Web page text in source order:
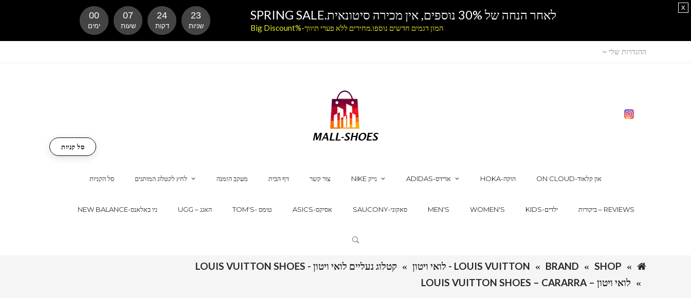
ההגדרות שלי
סל הקניות לחץ לקטלוג המותגים מעקב הזמנה דף הבית צור קשר NIKE נייק ADIDAS-אדידס HOKA-הוקה ON CLOUD-און קלאוד
NEW BALANCE-ניו באלאנס UGG – האגג TOM'S- טומס ASICS-אסיקס SAUCONY-סאקוני MEN'S WOMEN'S KIDS-ילדים ביקורות – REVIEWS
סל קניות
SHOP
BRAND LOUIS VUITTON - לואי ויטון
קטלוג נעליים לואי ויטון - LOUIS VUITTON SHOES
לואי ויטון – LOUIS VUITTON SHOES – CARARRA
לאחר הנחה של 30% נוספים, אין מכירה סיטונאית.SPRING SALE
המון דגמים חדשים נוספו.מחירים ללא פערי תיווך-%Big Discount
00
ימים
07
שעות
24
דקות
22
שניות
x